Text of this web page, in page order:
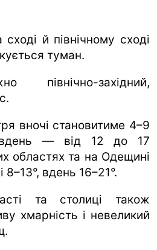
й північному сході
туман.
північно-західний,
вночі становитиме 4–9
вдень — від 12 до 17
областях та на Одещині
8–13°, вдень 16–21°.
та столиці також
хмарність і невеликий